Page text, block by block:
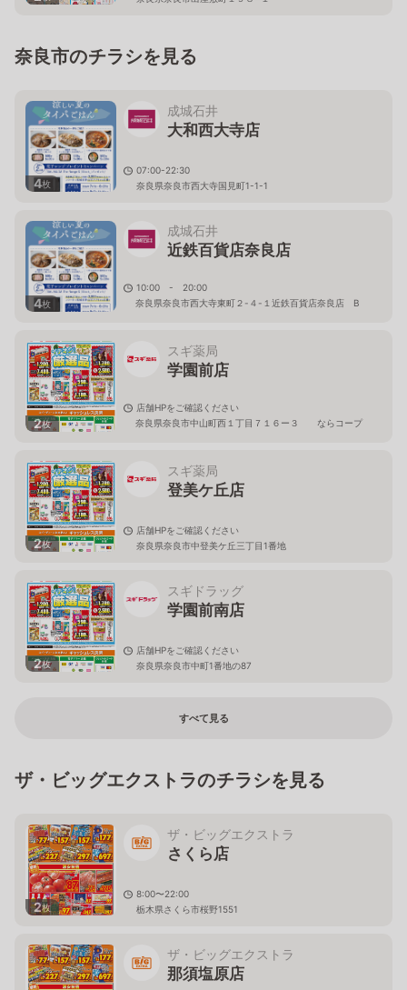
奈良市のチラシを見る
4枚
成城石井
大和西大寺店
07:00-22:30
奈良県奈良市西大寺国見町1-1-1
4枚
成城石井
近鉄百貨店奈良店
10:00 - 20:00
奈良県奈良市西大寺東町２-４-１近鉄百貨店奈良店 B
2枚
スギ薬局
学園前店
店舗HPをご確認ください
奈良県奈良市中山町西１丁目７１６ー３ ならコープ
2枚
スギ薬局
登美ケ丘店
店舗HPをご確認ください
奈良県奈良市中登美ケ丘三丁目1番地
2枚
スギドラッグ
学園前南店
店舗HPをご確認ください
奈良県奈良市中町1番地の87
すべて見る
ザ・ビッグエクストラのチラシを見る
2枚
ザ・ビッグエクストラ
さくら店
8:00〜22:00
栃木県さくら市桜野1551
ザ・ビッグエクストラ
那須塩原店